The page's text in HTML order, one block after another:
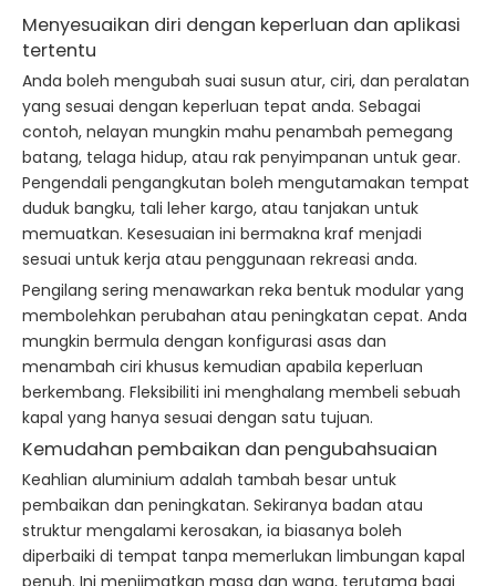
Menyesuaikan diri dengan keperluan dan aplikasi
tertentu
Anda boleh mengubah suai susun atur, ciri, dan peralatan
yang sesuai dengan keperluan tepat anda. Sebagai
contoh, nelayan mungkin mahu penambah pemegang
batang, telaga hidup, atau rak penyimpanan untuk gear.
Pengendali pengangkutan boleh mengutamakan tempat
duduk bangku, tali leher kargo, atau tanjakan untuk
memuatkan. Kesesuaian ini bermakna kraf menjadi
sesuai untuk kerja atau penggunaan rekreasi anda.
Pengilang sering menawarkan reka bentuk modular yang
membolehkan perubahan atau peningkatan cepat. Anda
mungkin bermula dengan konfigurasi asas dan
menambah ciri khusus kemudian apabila keperluan
berkembang. Fleksibiliti ini menghalang membeli sebuah
kapal yang hanya sesuai dengan satu tujuan.
Kemudahan pembaikan dan pengubahsuaian
Keahlian aluminium adalah tambah besar untuk
pembaikan dan peningkatan. Sekiranya badan atau
struktur mengalami kerosakan, ia biasanya boleh
diperbaiki di tempat tanpa memerlukan limbungan kapal
penuh. Ini menjimatkan masa dan wang, terutama bagi